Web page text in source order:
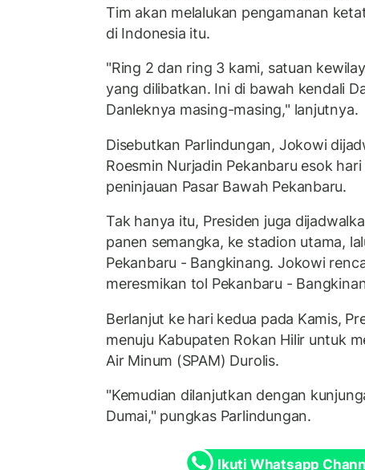
Tim akan melalukan pengamanan
di Indonesia itu.
"Ring 2 dan ring 3 kami, satuan
yang dilibatkan. Ini di bawah kendali
Danleknya masing-masing," lanjutnya.
Disebutkan Parlindungan, Jokowi
Roesmin Nurjadin Pekanbaru esok
peninjauan Pasar Bawah Pekanbaru.
Tak hanya itu, Presiden juga
panen semangka, ke stadion utama,
Pekanbaru - Bangkinang. Jokowi
meresmikan tol Pekanbaru -
Berlanjut ke hari kedua pada Kamis,
menuju Kabupaten Rokan Hilir untuk
Air Minum (SPAM) Durolis.
"Kemudian dilanjutkan dengan
Dumai," pungkas Parlindungan.
Ikuti Whatsapp